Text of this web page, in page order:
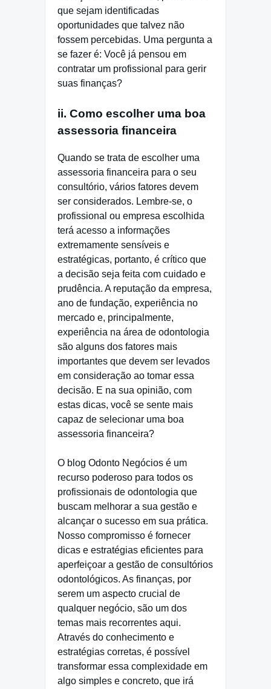
que sejam identificadas
oportunidades que talvez não
fossem percebidas. Uma pergunta a
se fazer é: Você já pensou em
contratar um profissional para gerir
suas finanças?
ii. Como escolher uma boa
assessoria financeira
Quando se trata de escolher uma
assessoria financeira para o seu
consultório, vários fatores devem
ser considerados. Lembre-se, o
profissional ou empresa escolhida
terá acesso a informações
extremamente sensíveis e
estratégicas, portanto, é crítico que
a decisão seja feita com cuidado e
prudência. A reputação da empresa,
ano de fundação, experiência no
mercado e, principalmente,
experiência na área de odontologia
são alguns dos fatores mais
importantes que devem ser levados
em consideração ao tomar essa
decisão. E na sua opinião, com
estas dicas, você se sente mais
capaz de selecionar uma boa
assessoria financeira?
O blog Odonto Negócios é um
recurso poderoso para todos os
profissionais de odontologia que
buscam melhorar a sua gestão e
alcançar o sucesso em sua prática.
Nosso compromisso é fornecer
dicas e estratégias eficientes para
aperfeiçoar a gestão de consultórios
odontológicos. As finanças, por
serem um aspecto crucial de
qualquer negócio, são um dos
temas mais recorrentes aqui.
Através do conhecimento e
estratégias corretas, é possível
transformar essa complexidade em
algo simples e concreto, que irá